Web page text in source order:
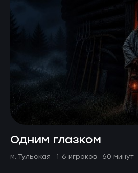
Одним глазком
м. Тульская · 1-6 игроков · 60 минут